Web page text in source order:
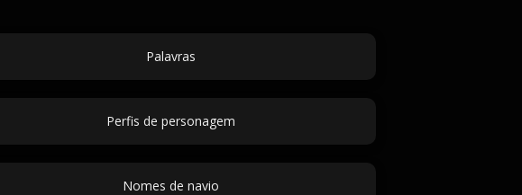
Palavras
Perfis de personagem
Nomes de navio